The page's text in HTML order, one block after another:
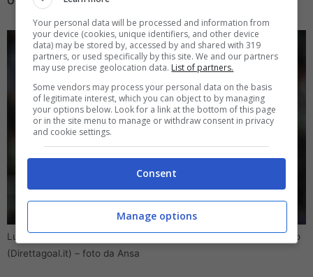
Lukaku via dal Napoli, arriva l’offerta con un ingaggio da capogiro
(Direttagoal.it) – foto da Ansa
Your personal data will be processed and information from
your device (cookies, unique identifiers, and other device
data) may be stored by, accessed by and shared with 319
partners, or used specifically by this site. We and our partners
may use precise geolocation data. List of partners.
Some vendors may process your personal data on the basis
of legitimate interest, which you can object to by managing
your options below. Look for a link at the bottom of this page
or in the site menu to manage or withdraw consent in privacy
and cookie settings.
Consent
Manage options